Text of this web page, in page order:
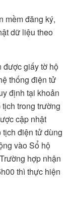
mềm đăng ký,
dữ liệu theo
được giấy tờ hộ
thống điện tử
định tại khoản
trong trường
cập nhật
điện tử dùng
vào Sổ hộ
hợp nhận
thì thực hiện